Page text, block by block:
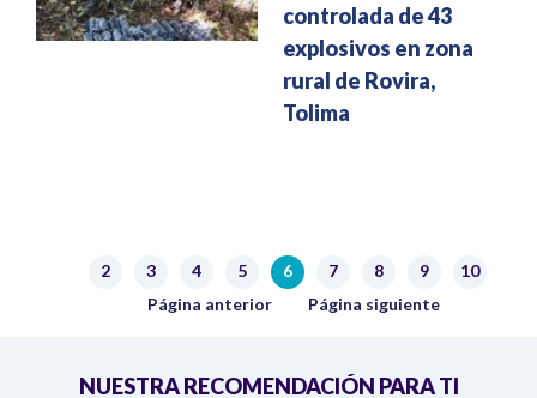
controlada de 43
explosivos en zona
rural de Rovira,
Tolima
PaginaciónPágina
2 Página
3 Página
4 Página
5 Página actual
6 Página
7 Página
8 Página
9 Página
10
Página anterior
Página anterior Siguiente página
Página siguiente
NUESTRA RECOMENDACIÓN PARA TI